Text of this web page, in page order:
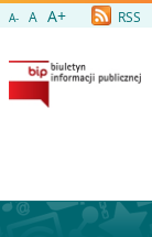
A- A A+ RSS